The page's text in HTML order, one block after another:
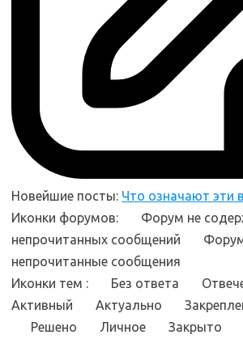
Новейшие посты: Что означают эти
Иконки форумов:
Форум не
непрочитанных сообщений
непрочитанные сообщения
Иконки тем :
Без ответа
Активный
Актуально
Решено
Личное Закрыто